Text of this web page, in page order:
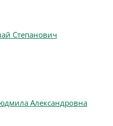
Степанович
Александровна